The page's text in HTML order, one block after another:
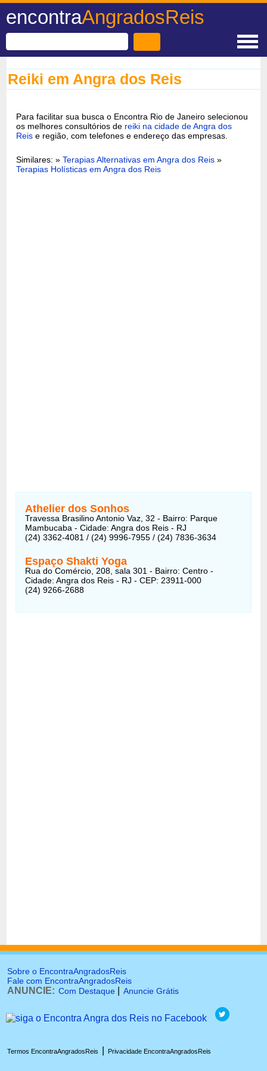
encontraAngradosReis
Reiki em Angra dos Reis
Para facilitar sua busca o Encontra Rio de Janeiro selecionou
os melhores consultórios de reiki na cidade de Angra dos
Reis e região, com telefones e endereço das empresas.
Similares: »Terapias Alternativas em Angra dos Reis»
Terapias Holísticas em Angra dos Reis
Athelier dos Sonhos
Travessa Brasilino Antonio Vaz, 32 - Bairro: Parque
Mambucaba - Cidade: Angra dos Reis - RJ
(24) 3362-4081 / (24) 9996-7955 / (24) 7836-3634
Espaço Shakti Yoga
Rua do Comércio, 208, sala 301 - Bairro: Centro -
Cidade: Angra dos Reis - RJ - CEP: 23911-000
(24) 9266-2688
Sobre o EncontraAngradosReis
Fale com EncontraAngradosReis
ANUNCIE: Com Destaque Anuncie Grátis
Termos EncontraAngradosReis Privacidade EncontraAngradosReis